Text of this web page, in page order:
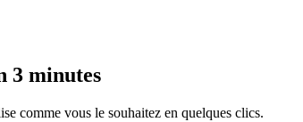
3 minutes
comme vous le souhaitez en quelques clics.